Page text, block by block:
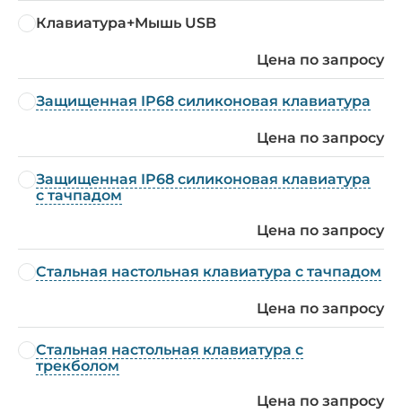
Клавиатура+Мышь USB
Цена по запросу
Защищенная IP68 силиконовая клавиатура
Цена по запросу
Защищенная IP68 силиконовая клавиатура
с тачпадом
Цена по запросу
Стальная настольная клавиатура с тачпадом
Цена по запросу
Стальная настольная клавиатура с
трекболом
Цена по запросу